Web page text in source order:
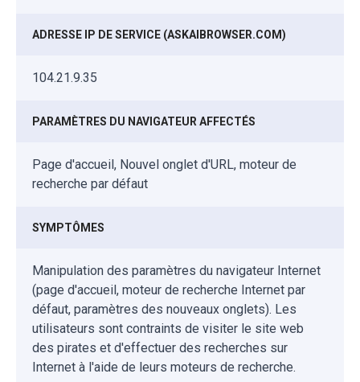
ADRESSE IP DE SERVICE (ASKAIBROWSER.COM)
104.21.9.35
PARAMÈTRES DU NAVIGATEUR AFFECTÉS
Page d'accueil, Nouvel onglet d'URL, moteur de
recherche par défaut
SYMPTÔMES
Manipulation des paramètres du navigateur Internet
(page d'accueil, moteur de recherche Internet par
défaut, paramètres des nouveaux onglets). Les
utilisateurs sont contraints de visiter le site web
des pirates et d'effectuer des recherches sur
Internet à l'aide de leurs moteurs de recherche.